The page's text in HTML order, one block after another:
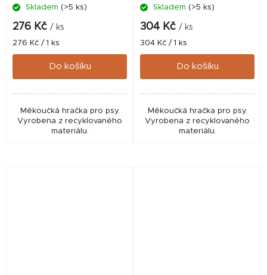
Skladem (>5 ks)
276 Kč / ks
Měrná
cena:
276 Kč / 1 ks
Do košíku
Měkoučká hračka pro psy.
Vyrobena z recyklovaného
materiálu.
Skladem (>5 ks)
304 Kč / ks
Měrná
cena:
304 Kč / 1 ks
Do košíku
Měkoučká hračka pro psy.
Vyrobena z recyklovaného
materiálu.